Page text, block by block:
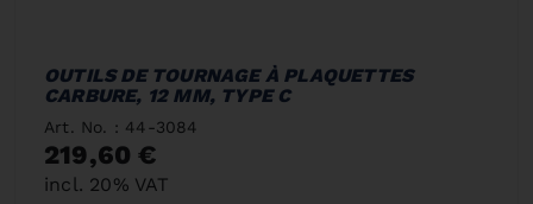
OUTILS DE TOURNAGE À PLAQUETTES
CARBURE, 12 MM, TYPE C
Art. No. : 44-3084
219,60 €
incl. 20% VAT